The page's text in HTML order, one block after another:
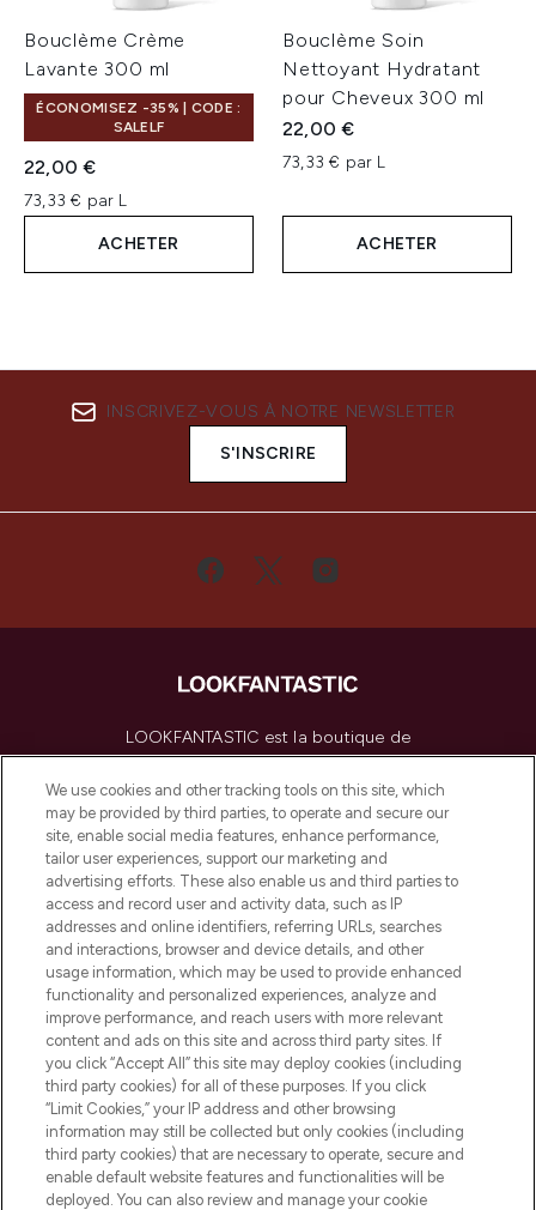
Bouclème Crème
Lavante 300 ml
ÉCONOMISEZ -35% | CODE :
SALELF
22,00 €
73,33 € par L
ACHETER
Bouclème Soin
Nettoyant Hydratant
pour Cheveux 300 ml
22,00 €
73,33 € par L
ACHETER
INSCRIVEZ-VOUS À NOTRE NEWSLETTER
S'INSCRIRE
LOOKFANTASTIC est la boutique de
beauté incontournable en Europe,
proposant les meilleurs produits de soins
de la peau, des cheveux et de maquillage
de plus de 200 marques prestigieuses.
Faites vos achats en ligne ou via
l’application, avec la livraison offerte dès
55€ d'achat.
Consentement aux cookies
Do Not Sell or Share My Personal
Information
AIDE ET INFORMATIONS
INFORMATIONS GÉNÉRALES
We use cookies and other tracking tools on this site, which
may be provided by third parties, to operate and secure our
site, enable social media features, enhance performance,
tailor user experiences, support our marketing and
advertising efforts. These also enable us and third parties to
access and record user and activity data, such as IP
addresses and online identifiers, referring URLs, searches
and interactions, browser and device details, and other
usage information, which may be used to provide enhanced
functionality and personalized experiences, analyze and
improve performance, and reach users with more relevant
content and ads on this site and across third party sites. If
you click “Accept All” this site may deploy cookies (including
third party cookies) for all of these purposes. If you click
“Limit Cookies,” your IP address and other browsing
information may still be collected but only cookies (including
third party cookies) that are necessary to operate, secure and
enable default website features and functionalities will be
deployed. You can also review and manage your cookie